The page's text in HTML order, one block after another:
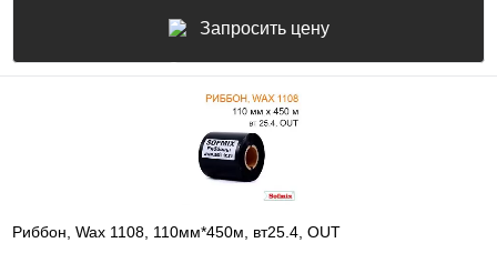
Запросить цену
Риббон, Wax 1108, 110мм*450м, вт25.4, OUT